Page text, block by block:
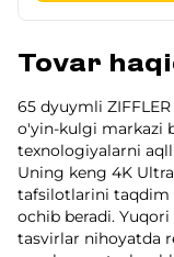
Tovar
65 dyuymli
o'yin-kulgi markazi
texnologiyalarni
Uning keng 4K
tafsilotlarini taqdim
ochib beradi.
tasvirlar nihoyatda